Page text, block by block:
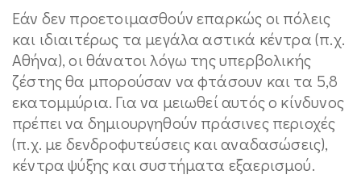
Εάν δεν προετοιμασθούν επαρκώς οι πόλεις
και ιδιαιτέρως τα μεγάλα αστικά κέντρα (π.χ.
Αθήνα), οι θάνατοι λόγω της υπερβολικής
ζέστης θα μπορούσαν να φτάσουν και τα 5,8
εκατομμύρια. Για να μειωθεί αυτός ο κίνδυνος
πρέπει να δημιουργηθούν πράσινες περιοχές
(π.χ. με δενδροφυτεύσεις και αναδασώσεις),
κέντρα ψύξης και συστήματα εξαερισμού.